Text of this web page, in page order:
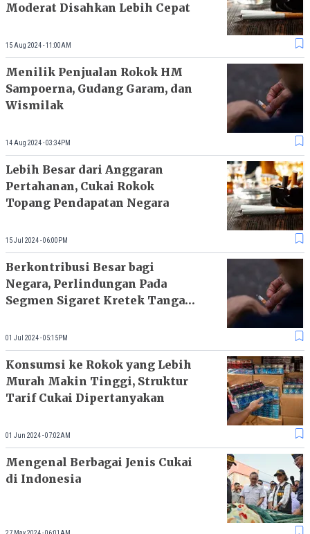
Moderat Disahkan Lebih Cepat
15 Aug 2024 - 11:00AM
Menilik Penjualan Rokok HM
Sampoerna, Gudang Garam, dan
Wismilak
14 Aug 2024 - 03:34PM
Lebih Besar dari Anggaran
Pertahanan, Cukai Rokok
Topang Pendapatan Negara
15 Jul 2024 - 06:00PM
Berkontribusi Besar bagi
Negara, Perlindungan Pada
Segmen Sigaret Kretek Tangan
01 Jul 2024 - 05:15PM
Konsumsi ke Rokok yang Lebih
Murah Makin Tinggi, Struktur
Tarif Cukai Dipertanyakan
01 Jun 2024 - 07:02AM
Mengenal Berbagai Jenis Cukai
di Indonesia